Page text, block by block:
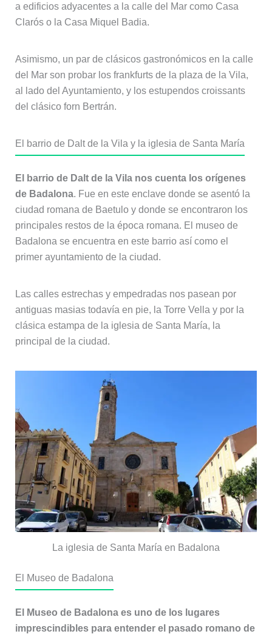
a edificios adyacentes a la calle del Mar como Casa
Clarós o la Casa Miquel Badia.
Asimismo, un par de clásicos gastronómicos en la calle
del Mar son probar los frankfurts de la plaza de la Vila,
al lado del Ayuntamiento, y los estupendos croissants
del clásico forn Bertrán.
El barrio de Dalt de la Vila y la iglesia de Santa María
El barrio de Dalt de la Vila nos cuenta los orígenes
de Badalona. Fue en este enclave donde se asentó la
ciudad romana de Baetulo y donde se encontraron los
principales restos de la época romana. El museo de
Badalona se encuentra en este barrio así como el
primer ayuntamiento de la ciudad.
Las calles estrechas y empedradas nos pasean por
antiguas masias todavía en pie, la Torre Vella y por la
clásica estampa de la iglesia de Santa María, la
principal de la ciudad.
La iglesia de Santa María en Badalona
El Museo de Badalona
El Museo de Badalona es uno de los lugares
imprescindibles para entender el pasado romano de